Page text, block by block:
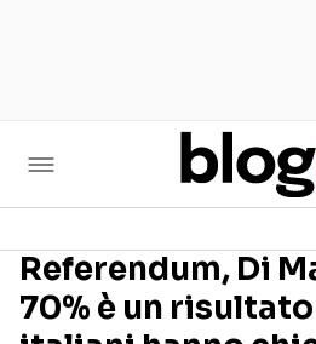
Seguici sui
Referendum, Di
70% è un